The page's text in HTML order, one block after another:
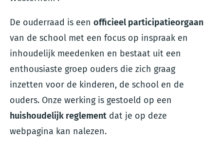
De ouderraad is een officieel participatieorgaan
van de school met een focus op inspraak en
inhoudelijk meedenken en bestaat uit een
enthousiaste groep ouders die zich graag
inzetten voor de kinderen, de school en de
ouders. Onze werking is gestoeld op een
huishoudelijk reglement dat je op deze
webpagina kan nalezen.